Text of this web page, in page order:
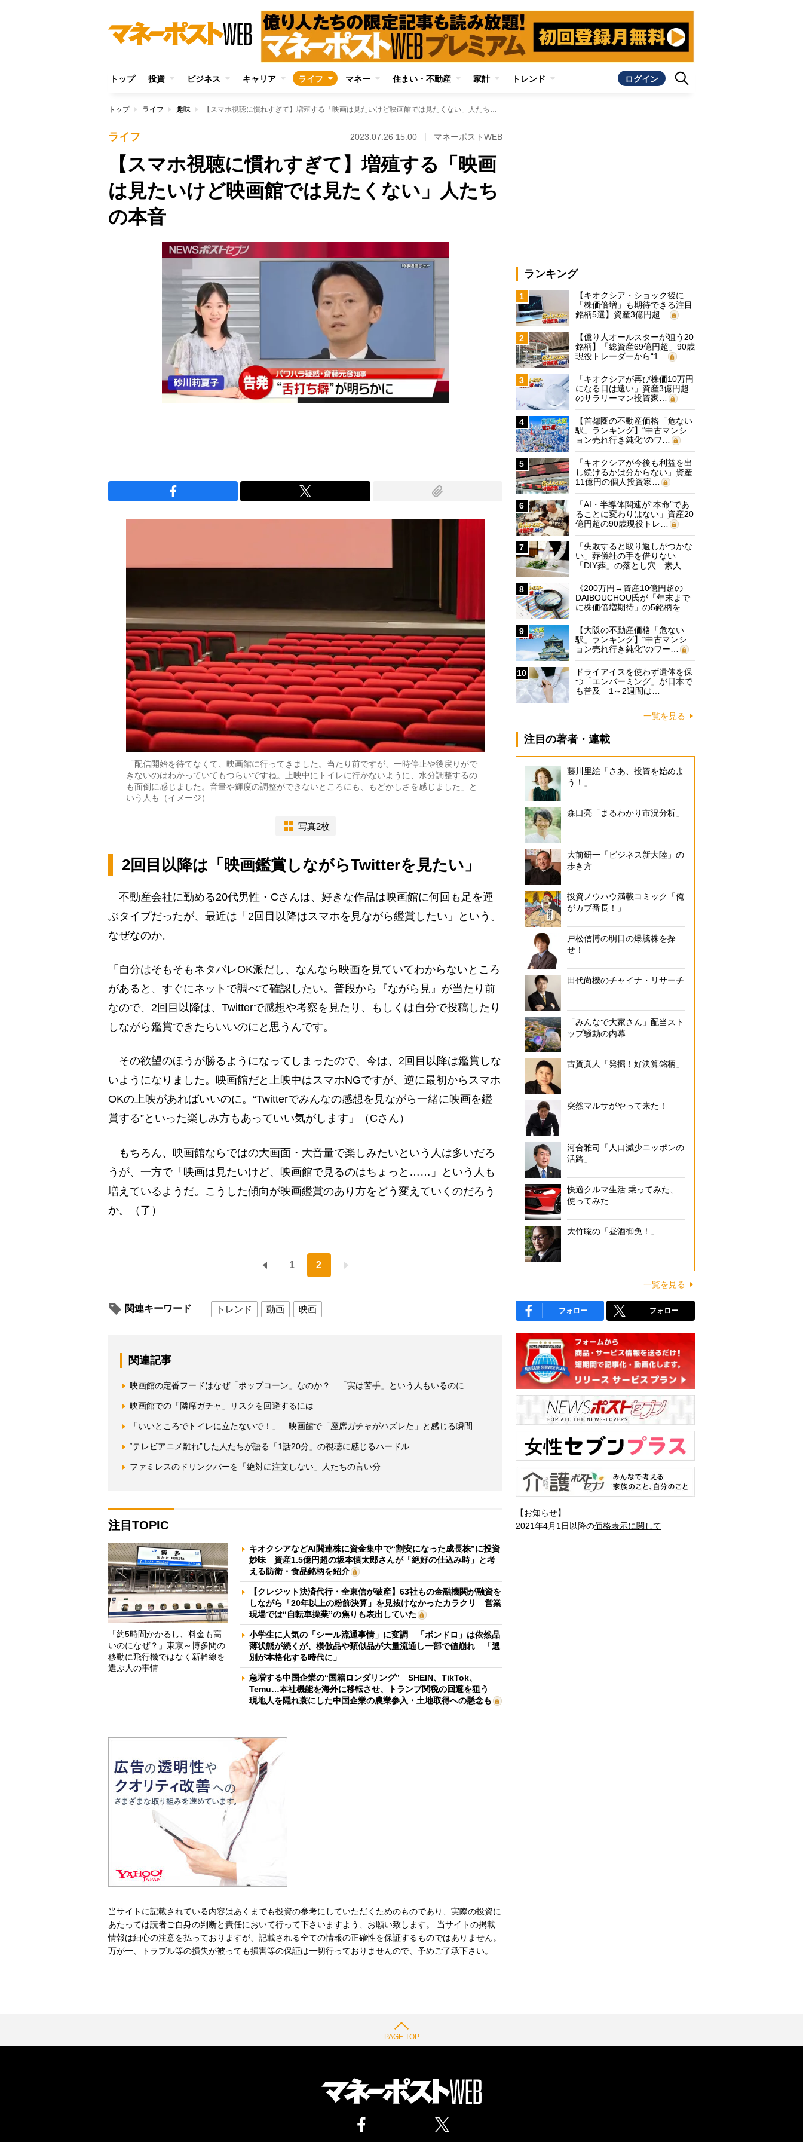
トップ 投資 ビジネス キャリア ライフ マネー 住まい・不動産 家計 トレンド ログイン
トップ ライフ 趣味 【スマホ視聴に慣れすぎて】増殖する「映画は見たいけど映画館では見たくない」人たちの本音
ライフ 2023.07.26 15:00 マネーポストWEB
【スマホ視聴に慣れすぎて】増殖する「映画
は見たいけど映画館では見たくない」人たち
の本音
「配信開始を待てなくて、映画館に行ってきました。当たり前ですが、一時停止や後戻りがで
きないのはわかっていてもつらいですね。上映中にトイレに行かないように、水分調整するの
も面倒に感じました。音量や輝度の調整ができないところにも、もどかしさを感じました」と
いう人も（イメージ）
写真2枚
2回目以降は「映画鑑賞しながらTwitterを見たい」
不動産会社に勤める20代男性・Cさんは、好きな作品は映画館に何回も足を運
ぶタイプだったが、最近は「2回目以降はスマホを見ながら鑑賞したい」という。
なぜなのか。
「自分はそもそもネタバレOK派だし、なんなら映画を見ていてわからないところ
があると、すぐにネットで調べて確認したい。普段から『ながら見』が当たり前
なので、2回目以降は、Twitterで感想や考察を見たり、もしくは自分で投稿したり
しながら鑑賞できたらいいのにと思うんです。
その欲望のほうが勝るようになってしまったので、今は、2回目以降は鑑賞しな
いようになりました。映画館だと上映中はスマホNGですが、逆に最初からスマホ
OKの上映があればいいのに。“Twitterでみんなの感想を見ながら一緒に映画を鑑
賞する”といった楽しみ方もあっていい気がします」（Cさん）
もちろん、映画館ならではの大画面・大音量で楽しみたいという人は多いだろ
うが、一方で「映画は見たいけど、映画館で見るのはちょっと……」という人も
増えているようだ。こうした傾向が映画鑑賞のあり方をどう変えていくのだろう
か。（了）
1 2
関連キーワード トレンド 動画 映画
関連記事
映画館の定番フードはなぜ「ポップコーン」なのか？ 「実は苦手」という人もいるのに
映画館での「隣席ガチャ」リスクを回避するには
「いいところでトイレに立たないで！」 映画館で「座席ガチャがハズレた」と感じる瞬間
“テレビアニメ離れ”した人たちが語る「1話20分」の視聴に感じるハードル
ファミレスのドリンクバーを「絶対に注文しない」人たちの言い分
注目TOPIC
「約5時間かかるし、料金も高
いのになぜ？」東京～博多間の
移動に飛行機ではなく新幹線を
選ぶ人の事情
キオクシアなどAI関連株に資金集中で“割安になった成長株”に投資
妙味 資産1.5億円超の坂本慎太郎さんが「絶好の仕込み時」と考
える防衛・食品銘柄を紹介
【クレジット決済代行・全東信が破産】63社もの金融機関が融資を
しながら「20年以上の粉飾決算」を見抜けなかったカラクリ 営業
現場では“自転車操業”の焦りも表出していた
小学生に人気の「シール流通事情」に変調 「ボンドロ」は依然品
薄状態が続くが、模倣品や類似品が大量流通し一部で値崩れ 「選
別が本格化する時代に」
急増する中国企業の“国籍ロンダリング” SHEIN、TikTok、
Temu…本社機能を海外に移転させ、トランプ関税の回避を狙う
現地人を隠れ蓑にした中国企業の農業参入・土地取得への懸念も
当サイトに記載されている内容はあくまでも投資の参考にしていただくためのものであり、実際の投資に
あたっては読者ご自身の判断と責任において行って下さいますよう、お願い致します。 当サイトの掲載
情報は細心の注意を払っておりますが、記載される全ての情報の正確性を保証するものではありません。
万が一、トラブル等の損失が被っても損害等の保証は一切行っておりませんので、予めご了承下さい。
ランキング
1
【キオクシア・ショック後に
「株価倍増」も期待できる注目
銘柄5選】資産3億円超…
2
【億り人オールスターが狙う20
銘柄】「総資産69億円超」90歳
現役トレーダーから“1…
3
「キオクシアが再び株価10万円
になる日は遠い」資産3億円超
のサラリーマン投資家…
4
【首都圏の不動産価格「危ない
駅」ランキング】“中古マンシ
ョン売れ行き鈍化”のワ…
5
「キオクシアが今後も利益を出
し続けるかは分からない」資産
11億円の個人投資家…
6
「AI・半導体関連が“本命”であ
ることに変わりはない」資産20
億円超の90歳現役トレ…
7
「失敗すると取り返しがつかな
い」葬儀社の手を借りない
「DIY葬」の落とし穴 素人
に…
8
《200万円→資産10億円超の
DAIBOUCHOU氏が「年末まで
に株価倍増期待」の5銘柄を…
9
【大阪の不動産価格「危ない
駅」ランキング】“中古マンシ
ョン売れ行き鈍化”のワー…
10
ドライアイスを使わず遺体を保
つ「エンバーミング」が日本で
も普及 1～2週間は…
一覧を見る
注目の著者・連載
藤川里絵「さあ、投資を始めよ
う！」
森口亮「まるわかり市況分析」
大前研一「ビジネス新大陸」の
歩き方
投資ノウハウ満載コミック「俺
がカブ番長！」
戸松信博の明日の爆騰株を探
せ！
田代尚機のチャイナ・リサーチ
「みんなで大家さん」配当スト
ップ騒動の内幕
古賀真人「発掘！好決算銘柄」
突然マルサがやって来た！
河合雅司「人口減少ニッポンの
活路」
快適クルマ生活 乗ってみた、
使ってみた
大竹聡の「昼酒御免！」
一覧を見る
フォロー フォロー
【お知らせ】
2021年4月1日以降の価格表示に関して
PAGE TOP